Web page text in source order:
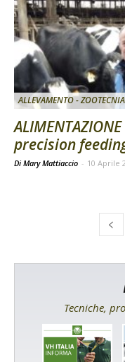
ALLEVAMENTO - ZOOTECNIA
precision
Di Mary Mattiaccio - 10 Aprile
Tecniche,